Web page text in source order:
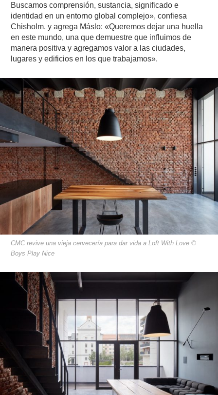
Buscamos comprensión, sustancia, significado e
identidad en un entorno global complejo», confiesa
Chisholm, y agrega Máslo: «Queremos dejar una huella
en este mundo, una que demuestre que influimos de
manera positiva y agregamos valor a las ciudades,
lugares y edificios en los que trabajamos».
CMC revive una vieja cervecería para dar vida a Loft With Love ©
Boys Play Nice